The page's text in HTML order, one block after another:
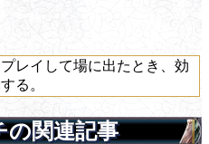
レイして場に出たとき、効
る。
の関連記事